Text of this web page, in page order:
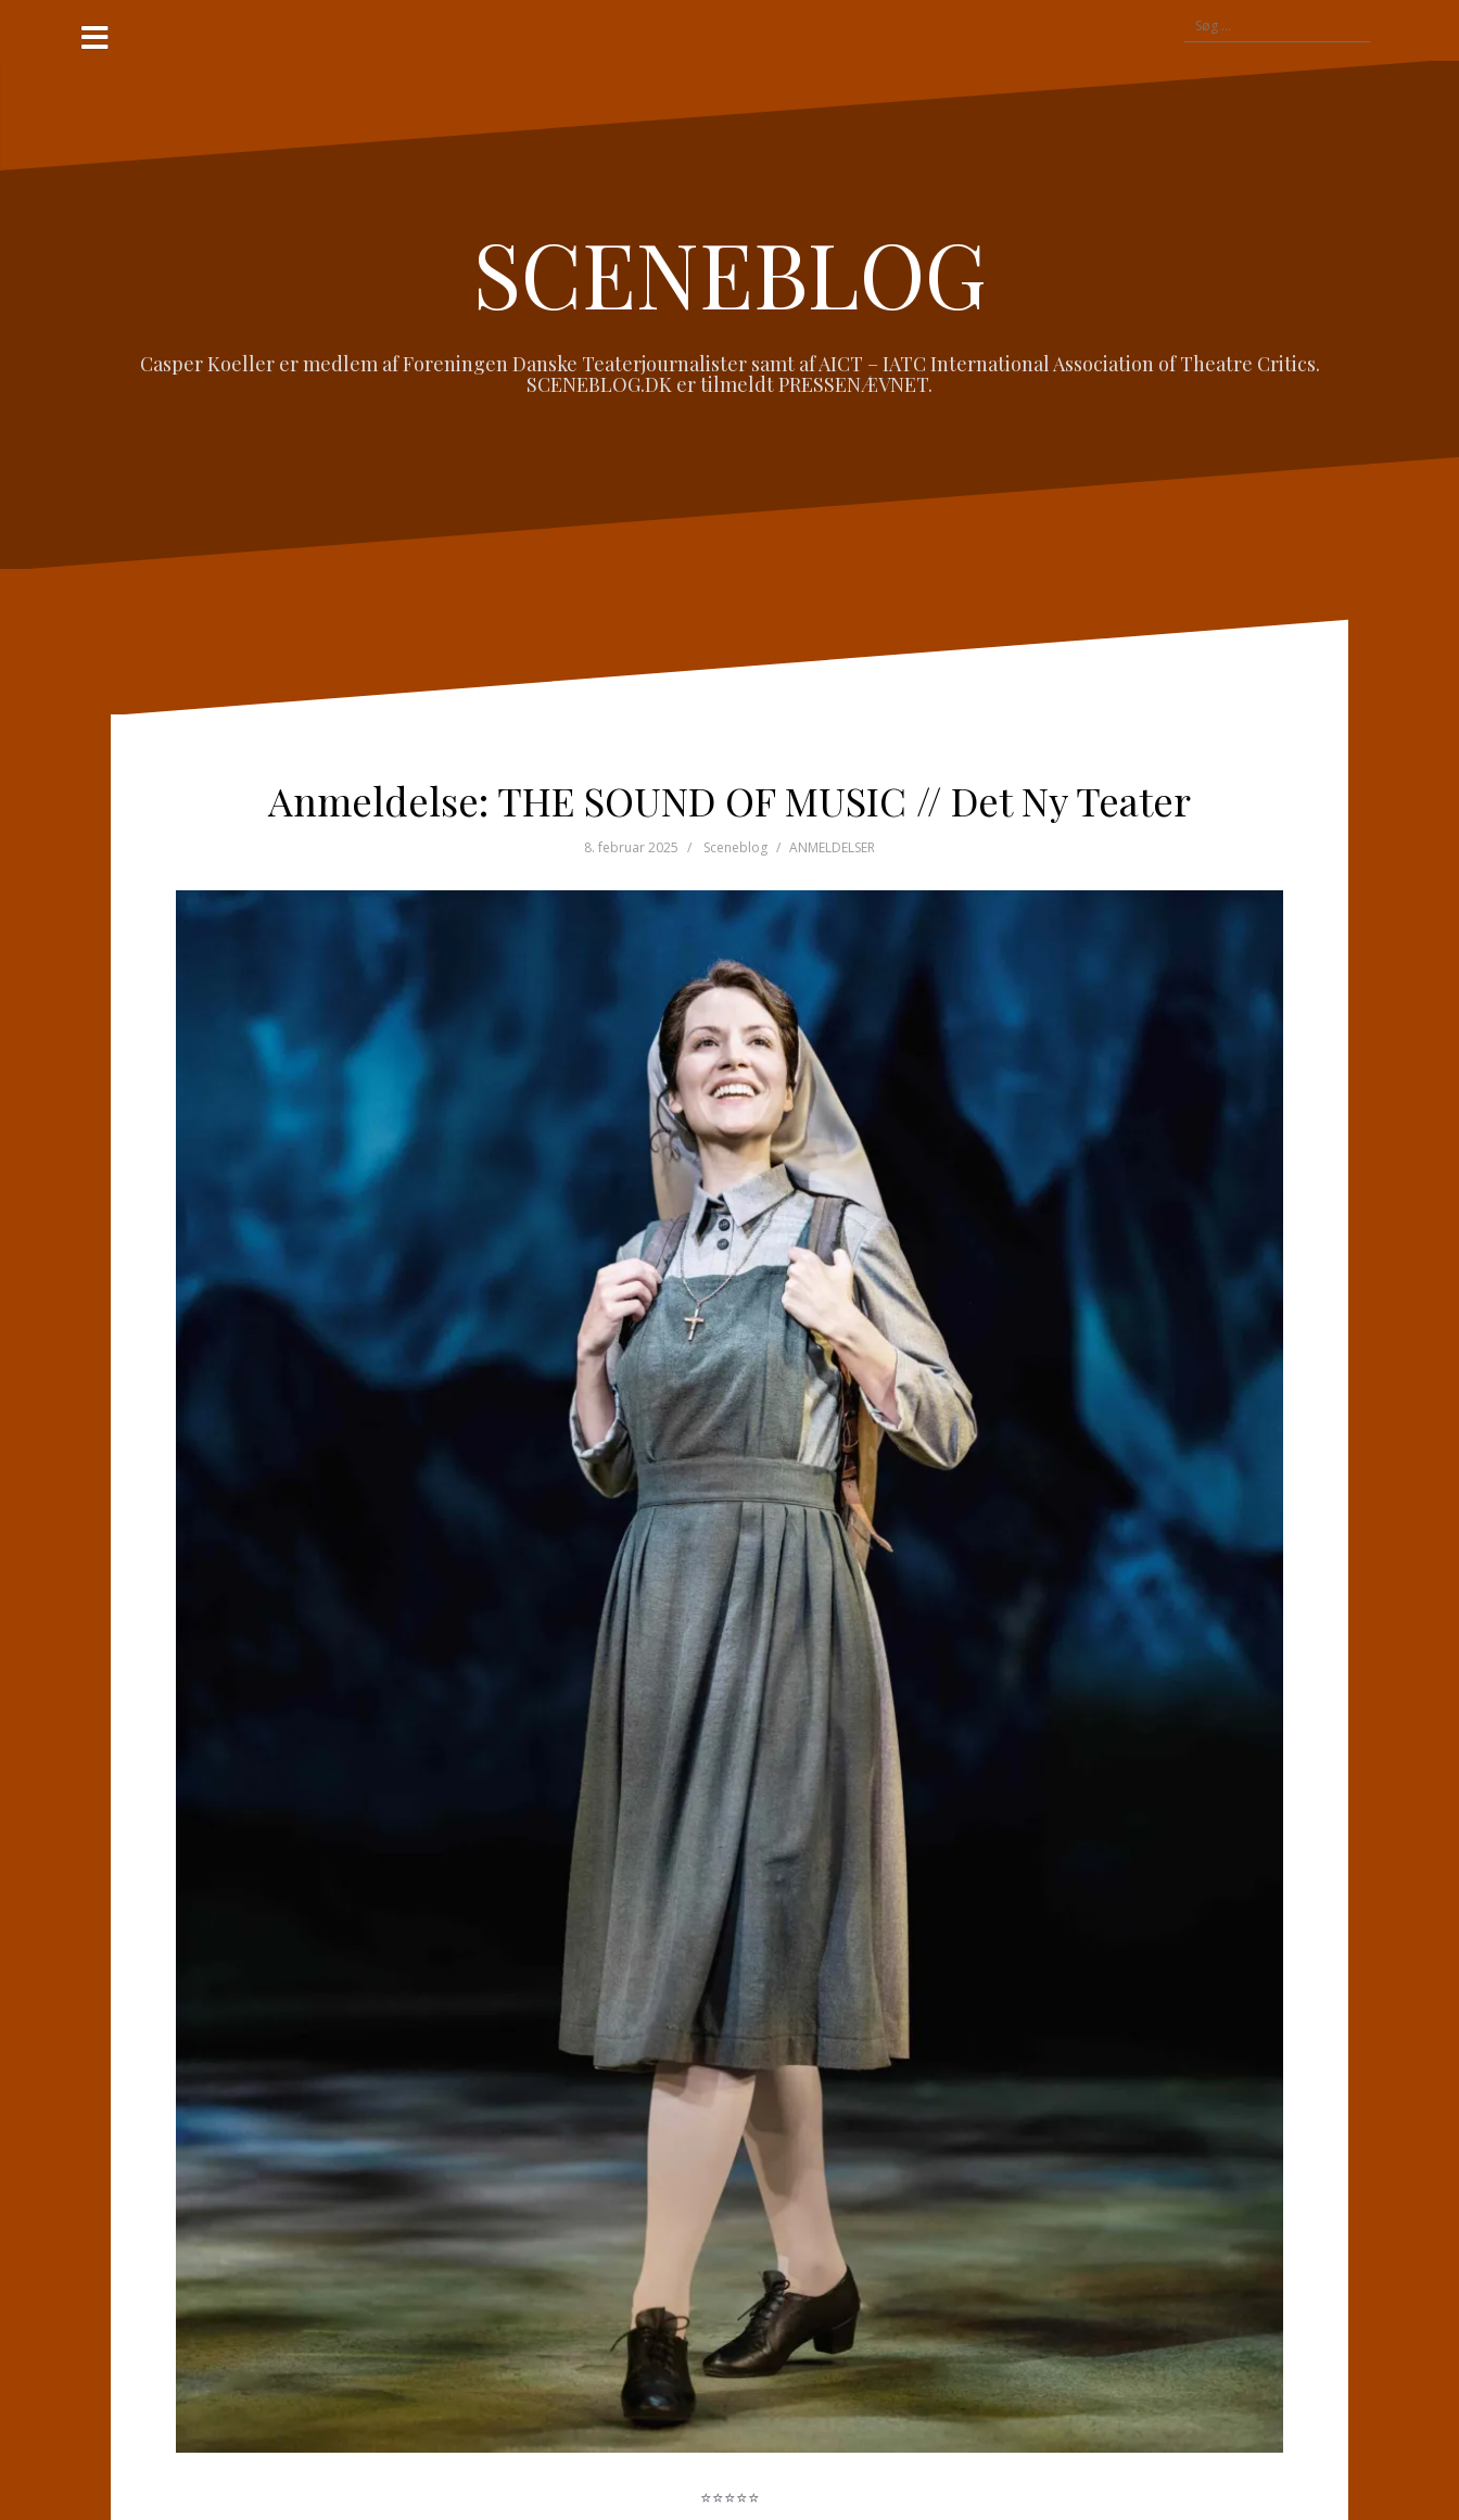
Søg
efter:
SCENEBLOG
Casper Koeller er medlem af Foreningen Danske Teaterjournalister samt af AICT – IATC International Association of Theatre Critics.
SCENEBLOG.DK er tilmeldt PRESSENÆVNET.
Anmeldelse: THE SOUND OF MUSIC // Det Ny Teater
8. februar 2025 Sceneblog ANMELDELSER
⭐⭐⭐⭐⭐